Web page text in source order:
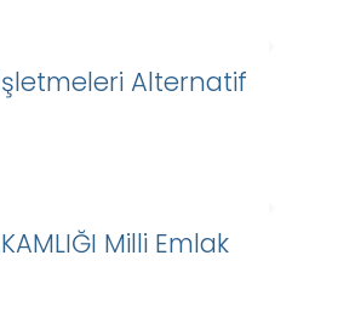
Alternatif
Milli Emlak